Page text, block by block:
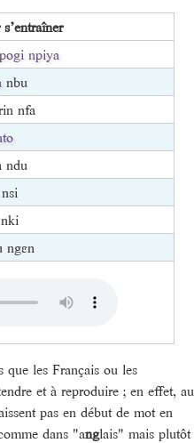
npiya
nbu
nfa
ndu
que les Français ou les
et à reproduire ; en effet, au
pas en début de mot en
dans "anglais" mais plutôt